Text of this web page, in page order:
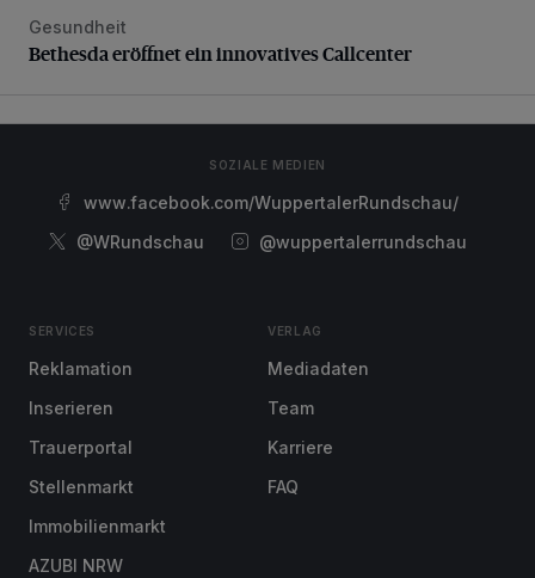
Bethesda eröffnet ein innovatives Callcenter
Gesundheit
Bethesda eröffnet ein innovatives Callcenter
SOZIALE MEDIEN
www.facebook.com/WuppertalerRundschau/
@WRundschau
@wuppertalerrundschau
SERVICES
Reklamation
Inserieren
Trauerportal
Stellenmarkt
Immobilienmarkt
AZUBI NRW
VERLAG
Mediadaten
Team
Karriere
FAQ